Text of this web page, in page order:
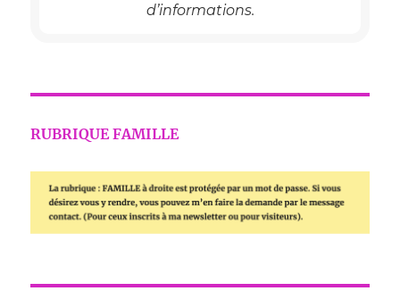
d’informations.
RUBRIQUE FAMILLE